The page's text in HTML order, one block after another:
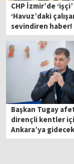
CHP İzmir’de
‘Havuz’daki
sevindiren haber!
ve Tugay
Başkan Tugay
dirençli kentler
Ankara’ya gidecek